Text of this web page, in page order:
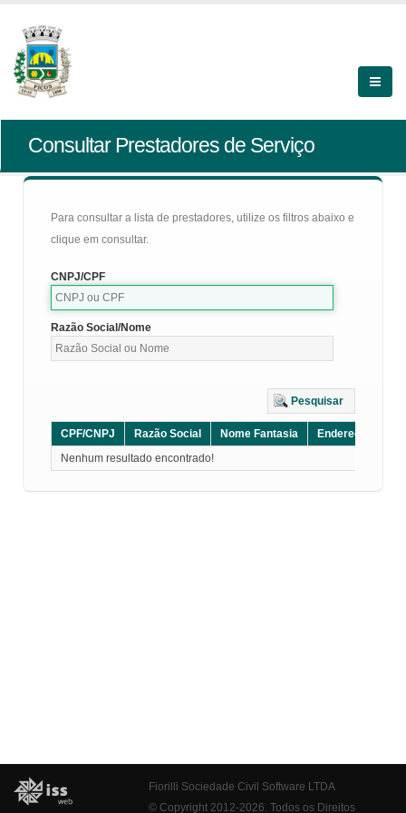
Consultar Prestadores de Serviço
Para consultar a lista de prestadores, utilize os filtros abaixo e
clique em consultar.
CNPJ/CPF
Razão Social/Nome
Pesquisar
CPF/CNPJ Razão Social Nome Fantasia Endereço
Nenhum resultado encontrado!
Fiorilli Sociedade Civil Software LTDA
© Copyright 2012-2026. Todos os Direitos